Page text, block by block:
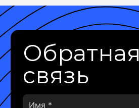
Обратная
связь